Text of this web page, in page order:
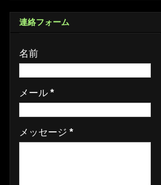
連絡フォーム
名前
メール *
メッセージ *